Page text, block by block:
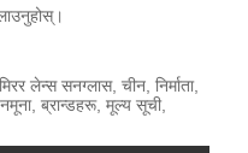
लेन्स सनग्लास, चीन, निर्माता,
ब्रान्डहरू, मूल्य सूची,